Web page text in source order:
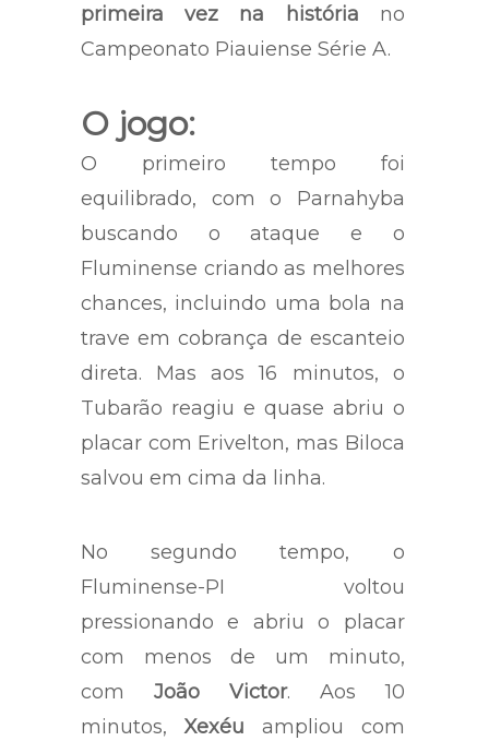
primeira vez na história no
Campeonato Piauiense Série A.
O jogo:
O primeiro tempo foi
equilibrado, com o Parnahyba
buscando o ataque e o
Fluminense criando as melhores
chances, incluindo uma bola na
trave em cobrança de escanteio
direta. Mas aos 16 minutos, o
Tubarão reagiu e quase abriu o
placar com Erivelton, mas Biloca
salvou em cima da linha.
No segundo tempo, o
Fluminense-PI voltou
pressionando e abriu o placar
com menos de um minuto,
com João Victor. Aos 10
minutos,Xexéu ampliou com